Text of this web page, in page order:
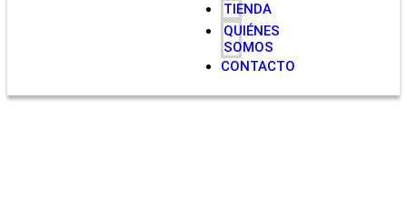
TIENDA
QUIÉNES
SOMOS
CONTACTO